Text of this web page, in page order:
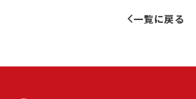
一覧に戻る